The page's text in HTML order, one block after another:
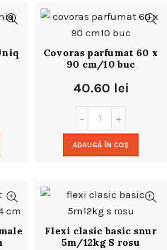
Covoras parfumat 60 x
90 cm/10 buc
40.60 lei
ADAUGĂ ÎN COȘ
Flexi clasic basic snur
5m/12kg S rosu